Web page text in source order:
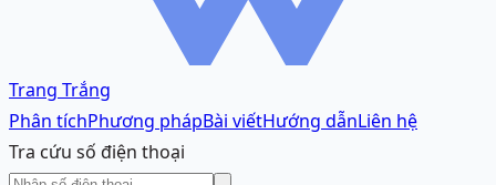
Trang Trắng
Phân tíchPhương phápBài viếtHướng dẫnLiên hệ
Tra cứu số điện thoại